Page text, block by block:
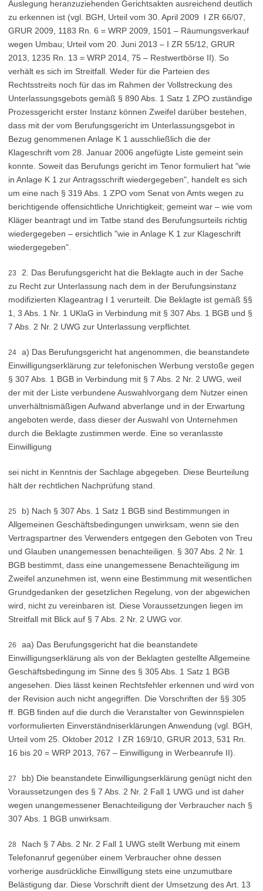
Auslegung heranzuziehenden Gerichtsakten ausreichend deutlich
zu erkennen ist (vgl. BGH, Urteil vom 30. April 2009 ­ I ZR 66/07,
GRUR 2009, 1183 Rn. 6 = WRP 2009, 1501 – Räumungsverkauf
wegen Umbau; Urteil vom 20. Juni 2013 – I ZR 55/12, GRUR
2013, 1235 Rn. 13 = WRP 2014, 75 – Restwertbörse II). So
verhält es sich im Streitfall. Weder für die Parteien des
Rechtsstreits noch für das im Rahmen der Vollstreckung des
Unterlassungsgebots gemäß § 890 Abs. 1 Satz 1 ZPO zuständige
Prozessgericht erster Instanz können Zweifel darüber bestehen,
dass mit der vom Berufungsgericht im Unterlassungsgebot in
Bezug genommenen Anlage K 1 ausschließlich die der
Klageschrift vom 28. Januar 2006 angefügte Liste gemeint sein
konnte. Soweit das Berufungs gericht im Tenor formuliert hat "wie
in Anlage K 1 zur Antragsschrift wiedergegeben", handelt es sich
um eine nach § 319 Abs. 1 ZPO vom Senat von Amts wegen zu
berichtigende offensichtliche Unrichtigkeit; gemeint war – wie vom
Kläger beantragt und im Tatbe stand des Berufungsurteils richtig
wiedergegeben – ersichtlich "wie in Anlage K 1 zur Klageschrift
wiedergegeben".
23
2. Das Berufungsgericht hat die Beklagte auch in der Sache
zu Recht zur Unterlassung nach dem in der Berufungsinstanz
modifizierten Klageantrag I 1 verurteilt. Die Beklagte ist gemäß §§
1, 3 Abs. 1 Nr. 1 UKlaG in Verbindung mit § 307 Abs. 1 BGB und §
7 Abs. 2 Nr. 2 UWG zur Unterlassung verpflichtet.
24
a) Das Berufungsgericht hat angenommen, die beanstandete
Einwilligungserklärung zur telefonischen Werbung verstoße gegen
§ 307 Abs. 1 BGB in Verbindung mit § 7 Abs. 2 Nr. 2 UWG, weil
der mit der Liste verbundene Auswahlvorgang dem Nutzer einen
unverhältnismäßigen Aufwand abverlange und in der Erwartung
angeboten werde, dass dieser der Auswahl von Unternehmen
durch die Beklagte zustimmen werde. Eine so veranlasste
Einwilligung
sei nicht in Kenntnis der Sachlage abgegeben. Diese Beurteilung
hält der rechtlichen Nachprüfung stand.
25
b) Nach § 307 Abs. 1 Satz 1 BGB sind Bestimmungen in
Allgemeinen Geschäftsbedingungen unwirksam, wenn sie den
Vertragspartner des Verwenders entgegen den Geboten von Treu
und Glauben unangemessen benachteiligen. § 307 Abs. 2 Nr. 1
BGB bestimmt, dass eine unangemessene Benachteiligung im
Zweifel anzunehmen ist, wenn eine Bestimmung mit wesentlichen
Grundgedanken der gesetzlichen Regelung, von der abgewichen
wird, nicht zu vereinbaren ist. Diese Voraussetzungen liegen im
Streitfall mit Blick auf § 7 Abs. 2 Nr. 2 UWG vor.
26
aa) Das Berufungsgericht hat die beanstandete
Einwilligungserklärung als von der Beklagten gestellte Allgemeine
Geschäftsbedingung im Sinne des § 305 Abs. 1 Satz 1 BGB
angesehen. Dies lässt keinen Rechtsfehler erkennen und wird von
der Revision auch nicht angegriffen. Die Vorschriften der §§ 305
ff. BGB finden auf die durch die Veranstalter von Gewinnspielen
vorformulierten Einverständniserklärungen Anwendung (vgl. BGH,
Urteil vom 25. Oktober 2012 ­ I ZR 169/10, GRUR 2013, 531 Rn.
16 bis 20 = WRP 2013, 767 – Einwilligung in Werbeanrufe II).
27
bb) Die beanstandete Einwilligungserklärung genügt nicht den
Voraussetzungen des § 7 Abs. 2 Nr. 2 Fall 1 UWG und ist daher
wegen unangemessener Benachteiligung der Verbraucher nach §
307 Abs. 1 BGB unwirksam.
28
Nach § 7 Abs. 2 Nr. 2 Fall 1 UWG stellt Werbung mit einem
Telefonanruf gegenüber einem Verbraucher ohne dessen
vorherige ausdrückliche Einwilligung stets eine unzumutbare
Belästigung dar. Diese Vorschrift dient der Umsetzung des Art. 13